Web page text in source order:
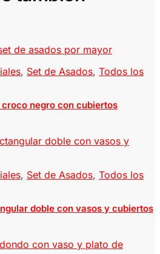
, Set de Asados, Todos los
negro con cubiertos
, Set de Asados, Todos los
doble con vasos y cubiertos